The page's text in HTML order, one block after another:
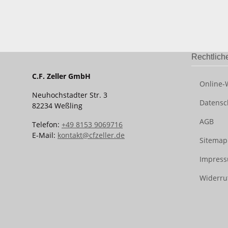
C.F. Zeller GmbH
Neuhochstadter Str. 3
82234 Weßling
Telefon: +49 8153 9069716
E-Mail: kontakt@cfzeller.de
Online-
AGB
Sitemap